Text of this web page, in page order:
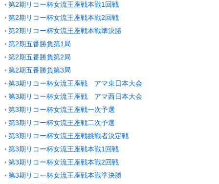
第2期リコー杯女流王座戦本戦1回戦
第2期リコー杯女流王座戦本戦2回戦
第2期リコー杯女流王座戦本戦準決勝
第2期五番勝負第1局
第2期五番勝負第2局
第2期五番勝負第3局
第3期リコー杯女流王座戦 アマ東日本大会
第3期リコー杯女流王座戦 アマ西日本大会
第3期リコー杯女流王座戦一次予選
第3期リコー杯女流王座戦二次予選
第3期リコー杯女流王座戦挑戦者決定戦
第3期リコー杯女流王座戦本戦1回戦
第3期リコー杯女流王座戦本戦2回戦
第3期リコー杯女流王座戦本戦準決勝